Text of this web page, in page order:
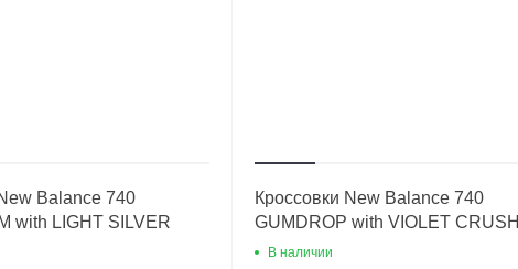
Balance 740
with LIGHT SILVER
Кроссовки New Balance 740
GUMDROP with VIOLET CRUSH
В наличии